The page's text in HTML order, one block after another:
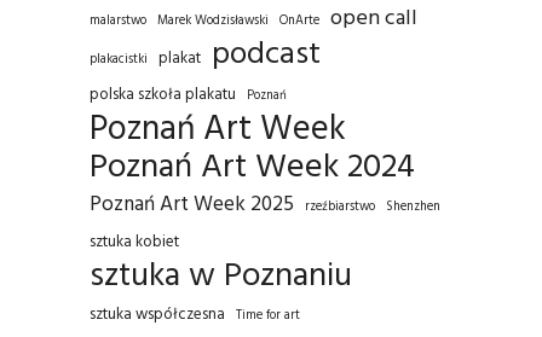
malarstwo Marek Wodzisławski OnArte open call
plakacistki plakat podcast
polska szkoła plakatu Poznań
Poznań Art Week
Poznań Art Week 2024
Poznań Art Week 2025 rzeźbiarstwo Shenzhen
sztuka kobiet
sztuka w Poznaniu
sztuka współczesna Time for art